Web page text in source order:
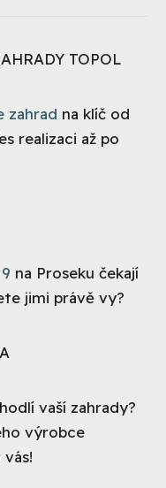
TOPOL
zahrad na klíč od
realizaci až po
na Proseku čekají
jimi právě vy?
vaší zahrady?
výrobce